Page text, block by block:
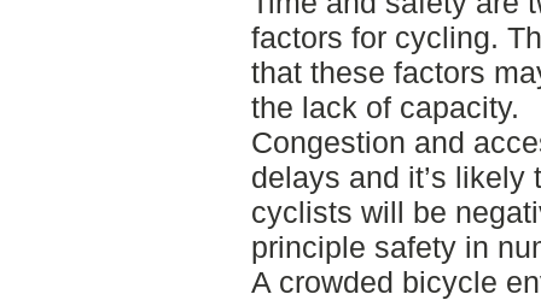
factors for cycling.
that these factors
the lack of capacity.
Congestion and
delays and it’s
cyclists will be
principle safety in
A crowded bicycle